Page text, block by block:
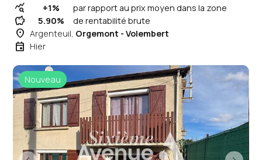
query_stats +1% par rapport au prix moyen dans la zone
savings 5.90% de rentabilité brute
place Argenteuil, Orgemont - Volembert
event Hier
Nouveau